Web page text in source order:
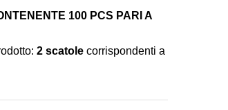
e
100 PCS PARI A
2 scatole corrispondenti a